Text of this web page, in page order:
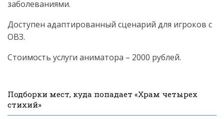
заболеваниями.
Доступен адаптированный сценарий для игроков с
ОВЗ.
Стоимость услуги аниматора – 2000 рублей.
Подборки мест, куда попадает «Храм четырех
стихий»